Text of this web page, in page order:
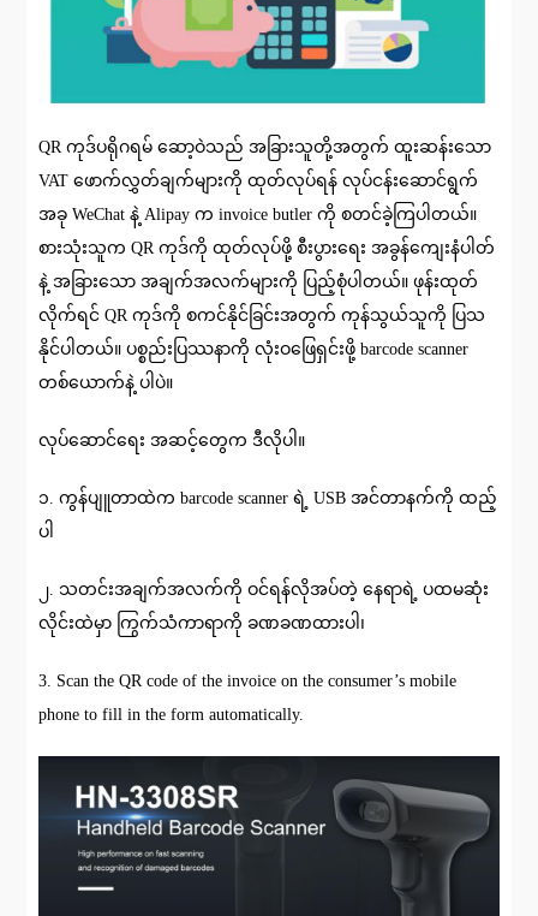
QR ကုဒ်ပရိုဂရမ် ဆော့ဝဲသည် အခြားသူတို့အတွက် ထူးဆန်းသော
VAT ဖောက်လွှတ်ချက်များကို ထုတ်လုပ်ရန် လုပ်ငန်းဆောင်ရွက်
အခု WeChat နဲ့ Alipay က invoice butler ကို စတင်ခဲ့ကြပါတယ်။
စားသုံးသူက QR ကုဒ်ကို ထုတ်လုပ်ဖို့ စီးပွားရေး အခွန်ကျေးနံပါတ်
နဲ့ အခြားသော အချက်အလက်များကို ပြည့်စုံပါတယ်။ ဖုန်းထုတ်
လိုက်ရင် QR ကုဒ်ကို စကင်နိုင်ခြင်းအတွက် ကုန်သွယ်သူကို ပြသ
နိုင်ပါတယ်။ ပစ္စည်းပြဿနာကို လုံးဝဖြေရှင်းဖို့ barcode scanner
တစ်ယောက်နဲ့ ပါပဲ။
လုပ်ဆောင်ရေး အဆင့်တွေက ဒီလိုပါ။
၁. ကွန်ပျူတာထဲက barcode scanner ရဲ့ USB အင်တာနက်ကို ထည့်
ပါ
၂. သတင်းအချက်အလက်ကို ဝင်ရန်လိုအပ်တဲ့ နေရာရဲ့ ပထမဆုံး
လိုင်းထဲမှာ ကြွက်သံကာရာကို ခဏခဏထားပါ၊
3. Scan the QR code of the invoice on the consumer’s mobile
phone to fill in the form automatically.